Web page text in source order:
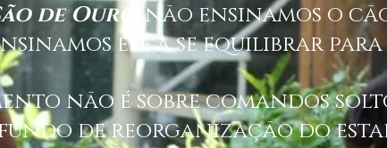
de Ouro
, não ensinamos o
ele a se equilibrar
não é sobre comandos
de reorganização do